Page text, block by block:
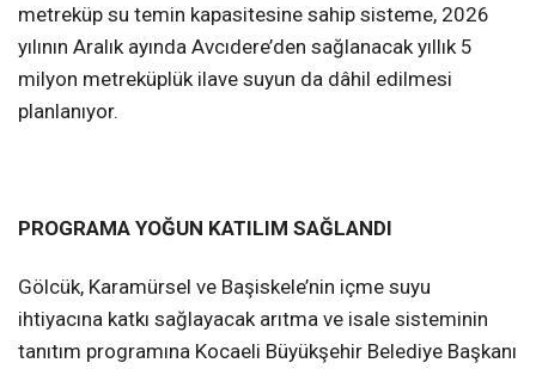
metreküp su temin kapasitesine sahip sisteme, 2026
yılının Aralık ayında Avcıdere’den sağlanacak yıllık 5
milyon metreküplük ilave suyun da dâhil edilmesi
planlanıyor.
PROGRAMA YOĞUN KATILIM SAĞLANDI
Gölcük, Karamürsel ve Başiskele’nin içme suyu
ihtiyacına katkı sağlayacak arıtma ve isale sisteminin
tanıtım programına Kocaeli Büyükşehir Belediye Başkanı